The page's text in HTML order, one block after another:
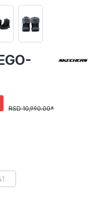
RSD 10,990.00*